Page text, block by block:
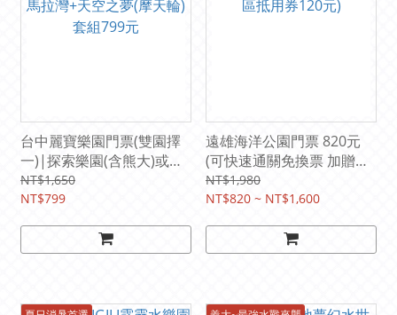
台中麗寶樂園門票(雙園擇
一)|探索樂園(含熊大)或馬
拉灣+天空之夢(摩天輪)套
組799元
NT$1,650
NT$799
遠雄海洋公園門票 820元
(可快速通關免換票 加贈園
區抵用券120元)
NT$1,980
NT$820 ~ NT$1,600